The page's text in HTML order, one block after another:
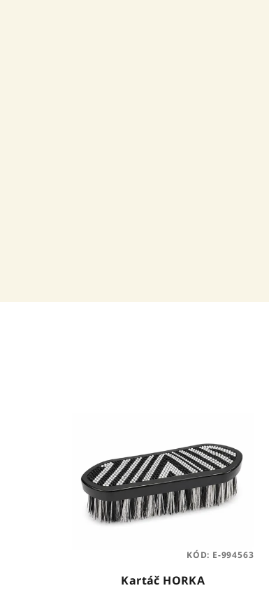
Kartáč HORKA
KÓD: E-994563